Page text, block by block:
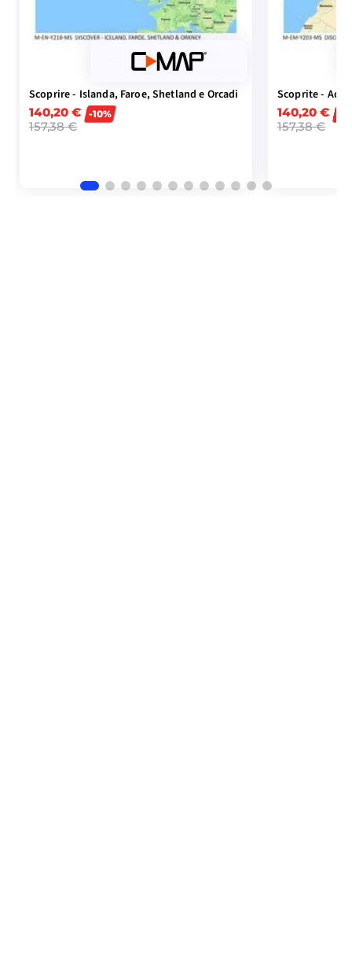
Scoprire - Islanda, Faroe, Shetland e Orcadi
140,20 €
157,38 €
-10%
Scoprite -
140,20 €
157,38 €